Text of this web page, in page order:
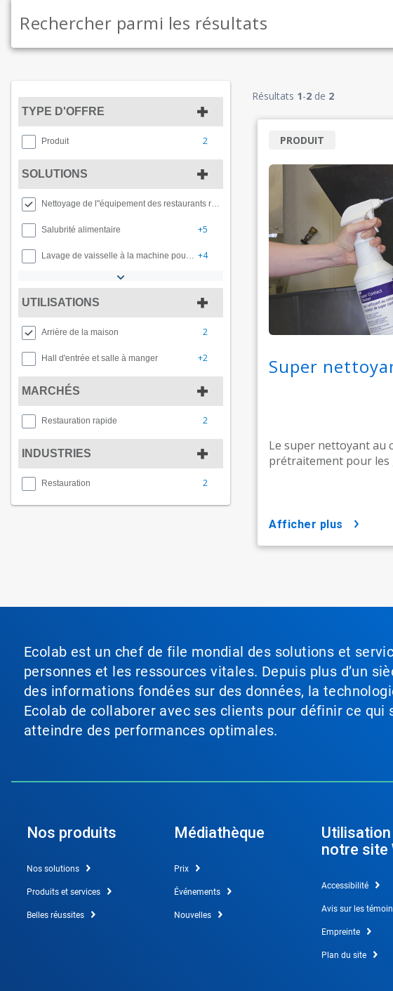
TYPE D'OFFRE
Produit 2
SOLUTIONS
Nettoyage de l"équipement des restaurants rapide​​​​​​​s
Salubrité alimentaire +5
Lavage de vaisselle à la machine pour la restauration rapide +4
UTILISATIONS
Arrière de la maison 2
Hall d'entrée et salle à manger +2
MARCHÉS
Restauration rapide 2
INDUSTRIES
Restauration 2
Résultats 1-2 de 2
Super
Le super nettoyant au
prétraitement pour les
PRODUIT
afficher plus
Ecolab est un chef de file mondial des solutions et
personnes et les ressources vitales. Depuis plus d’un
des informations fondées sur des données, la
Ecolab de collaborer avec ses clients pour définir ce
atteindre des performances optimales.
Nos produits
Nos solutions
Produits et services
Belles réussites
Médiathèque
Prix
Événements
Nouvelles
Utilisation
notre site
Accessibilité
Avis sur les
Empreinte
Plan du site